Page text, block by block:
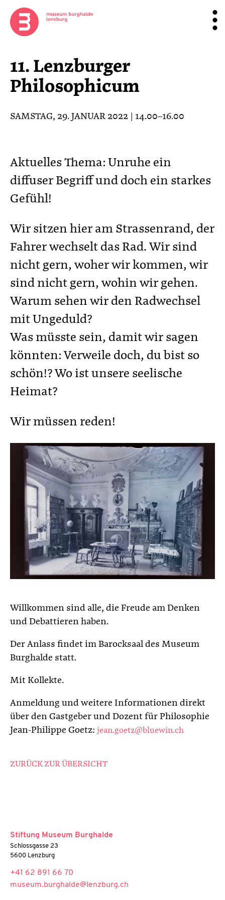
11. Lenzburger
Philosophicum
SAMSTAG, 29. JANUAR 2022 | 14.00–16.00
Aktuelles Thema: Unruhe ein
diffuser Begriff und doch ein starkes
Gefühl!
Wir sitzen hier am Strassenrand, der
Fahrer wechselt das Rad. Wir sind
nicht gern, woher wir kommen, wir
sind nicht gern, wohin wir gehen.
Warum sehen wir den Radwechsel
mit Ungeduld?
Was müsste sein, damit wir sagen
könnten: Verweile doch, du bist so
schön!? Wo ist unsere seelische
Heimat?
Wir müssen reden!
Willkommen sind alle, die Freude am Denken
und Debattieren haben.
Der Anlass findet im Barocksaal des Museum
Burghalde statt.
Mit Kollekte.
Anmeldung und weitere Informationen direkt
über den Gastgeber und Dozent für Philosophie
Jean-Philippe Goetz: jean.goetz@bluewin.ch
ZURÜCK ZUR ÜBERSICHT
Stiftung Museum Burghalde
Schlossgasse 23
5600 Lenzburg
+41 62 891 66 70
museum.burghalde@lenzburg.ch